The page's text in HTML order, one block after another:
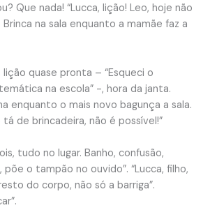
Que nada! “Lucca, lição! Leo, hoje não
na sala enquanto a mamãe faz a
quase pronta – “Esqueci o
na escola” -, hora da janta.
enquanto o mais novo bagunça a sala.
tá de brincadeira, não é possível!”
tudo no lugar. Banho, confusão,
põe o tampão no ouvido”. “Lucca, filho,
do corpo, não só a barriga”.